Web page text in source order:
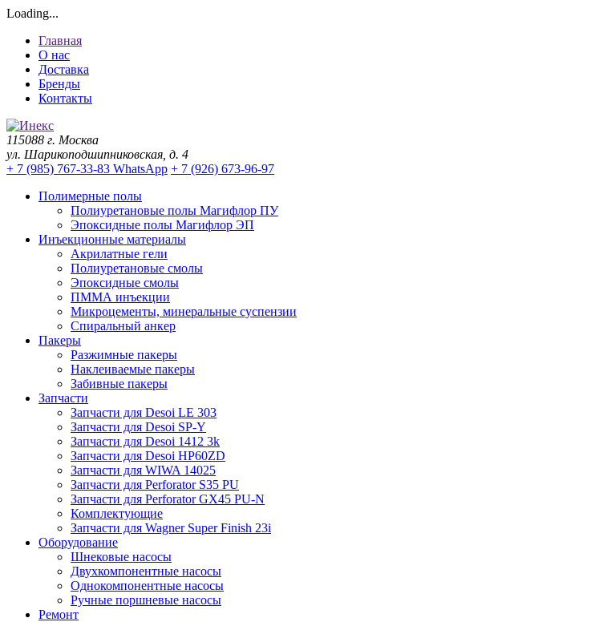
Loading...
Главная
О нас
Доставка
Бренды
Контакты
115088 г. Москва
ул. Шарикоподшипниковская, д. 4
+ 7 (985) 767-33-83 WhatsApp + 7 (926) 673-96-97
Полимерные полы
Полиуретановые полы Магифлор ПУ
Эпоксидные полы Магифлор ЭП
Инъекционные материалы
Акрилатные гели
Полиуретановые смолы
Эпоксидные смолы
ПММА инъекции
Микроцементы, минеральные суспензии
Спиральный анкер
Пакеры
Разжимные пакеры
Наклеиваемые пакеры
Забивные пакеры
Запчасти
Запчасти для Desoi LE 303
Запчасти для Desoi SP-Y
Запчасти для Desoi 1412 3k
Запчасти для Desoi HP60ZD
Запчасти для WIWA 14025
Запчасти для Perforator S35 PU
Запчасти для Perforator GX45 PU-N
Комплектующие
Запчасти для Wagner Super Finish 23i
Оборудование
Шнековые насосы
Двухкомпонентные насосы
Однокомпонентные насосы
Ручные поршневые насосы
Ремонт